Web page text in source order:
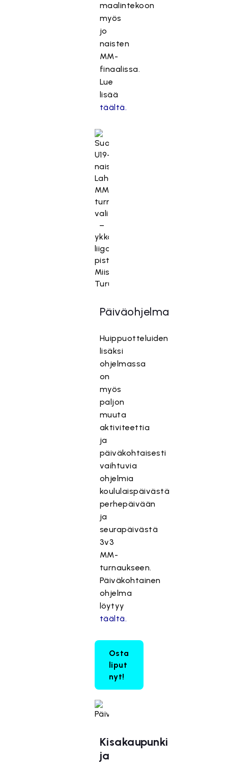
maalintekoon
myös
jo
naisten
MM-
finaalissa.
Lue
lisää
täältä.
Päiväohjelma
Huippuotteluiden
lisäksi
ohjelmassa
on
myös
paljon
muuta
aktiviteettia
ja
päiväkohtaisesti
vaihtuvia
ohjelmia
koululaispäivästä
perhepäivään
ja
seurapäivästä
3v3
MM-
turnaukseen.
Päiväkohtainen
ohjelma
löytyy
täältä.
Osta
liput
nyt!
Kisakaupunki
ja